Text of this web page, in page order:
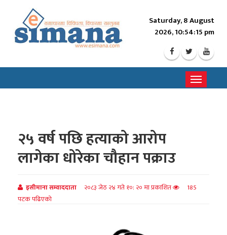
Saturday, 8 August
2026, 10:54:16 pm
Toggle
२५ वर्ष पछि हत्याको आरोप
लागेका धोरेका चौहान पक्राउ
इसीमाना सम्वाददाता २०८३ जेठ २४ गते १०: २० मा प्रकाशित
185
पटक पढिएको